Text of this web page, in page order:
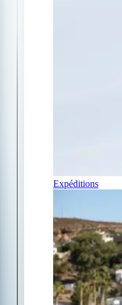
Expéditions